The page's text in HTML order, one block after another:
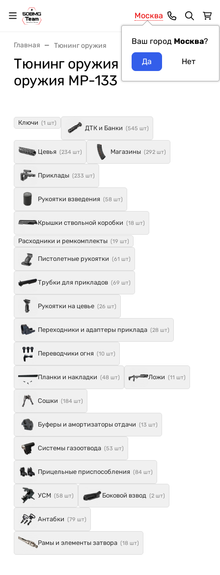
Москва
Ваш город Москва?
Главная Тюнинг оружия
Тюнинг оружия модель
оружия МР-133
Ключи (1 шт)
ДТК и Банки (545 шт)
Цевья (234 шт) Магазины (292 шт)
Приклады (233 шт)
Рукоятки взведения (58 шт)
Крышки ствольной коробки (18 шт)
Расходники и ремкомплекты (19 шт)
Пистолетные рукоятки (61 шт)
Трубки для прикладов (69 шт)
Рукоятки на цевье (26 шт)
Переходники и адаптеры приклада (28 шт)
Переводчики огня (10 шт)
Планки и накладки (48 шт) Ложи (11 шт)
Сошки (184 шт)
Буферы и амортизаторы отдачи (13 шт)
Системы газоотвода (53 шт)
Прицельные приспособления (84 шт)
УСМ (58 шт) Боковой взвод (2 шт)
Антабки (79 шт)
Рамы и элементы затвора (18 шт)